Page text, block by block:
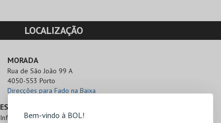
Bem-vindo à BOL!
LOCALIZAÇÃO
MORADA
Rua de São João 99 A
4050-553 Porto
Direcções para Fado na Baixa
ESTACIONAMENTO
Infante Parking a 200 metros